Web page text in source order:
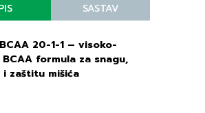
SASTAV
20-1-1 – visoko-
formula za snagu,
i zaštitu mišića